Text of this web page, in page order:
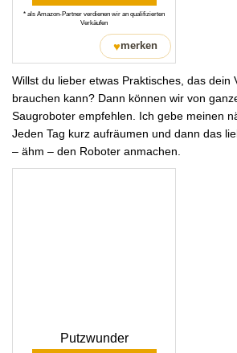
* als Amazon-Partner verdienen wir an qualifizierten
Verkäufen
♥merken
Willst du lieber etwas Praktisches, das dein
brauchen kann? Dann können wir von
Saugroboter empfehlen. Ich gebe meinen
Jeden Tag kurz aufräumen und dann das
– ähm – den Roboter anmachen.
Putzwunder